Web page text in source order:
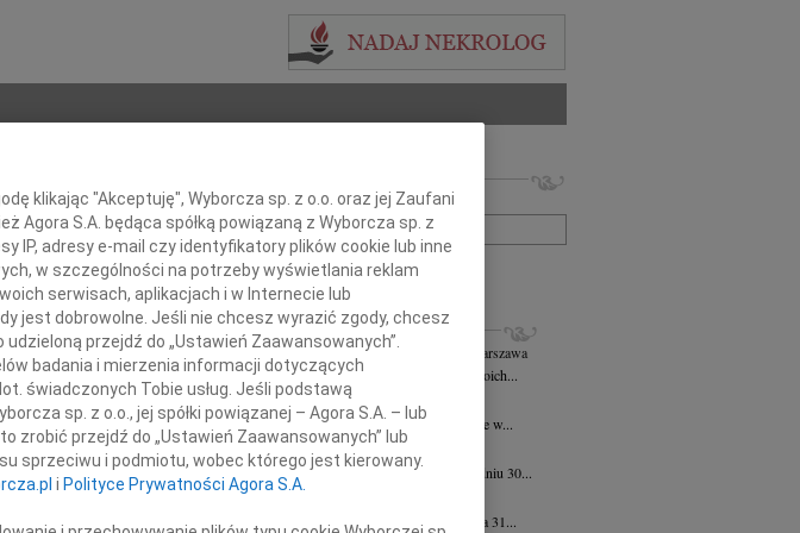
Imię i nazwisko lub numer ogłoszenia:
+ szukanie zaawansowane
INNE NEKROLOGI
Ludwik Zbigniew Staszyński
Warszawa
3 sierpnia 2026 roku zmarł w przeddzień swoich...
Iwona Justyniak 06.08.2026
Z głębokim żalem przyjęliśmy wiadomość, że w...
Zbigniew Wojdat
05.08.2026
Z głębokim smutkiem zawiadamiamy, że w dniu 30...
Marek Pliszkiewicz
Z głębokim smutkiem zawiadamiamy, że dnia 31...
klikając "Akceptuję", Wyborcza sp. z o.o. oraz jej Zaufani
Agora S.A. będąca spółką powiązaną z Wyborcza sp. z
IP, adresy e-mail czy identyfikatory plików cookie lub inne
w szczególności na potrzeby wyświetlania reklam
serwisach, aplikacjach i w Internecie lub
jest dobrowolne. Jeśli nie chcesz wyrazić zgody, chcesz
przejdź do „Ustawień Zaawansowanych”.
badania i mierzenia informacji dotyczących
świadczonych Tobie usług. Jeśli podstawą
sp. z o.o., jej spółki powiązanej – Agora S.A. – lub
zrobić przejdź do „Ustawień Zaawansowanych” lub
sprzeciwu i podmiotu, wobec którego jest kierowany.
i Polityce Prywatności Agora S.A.